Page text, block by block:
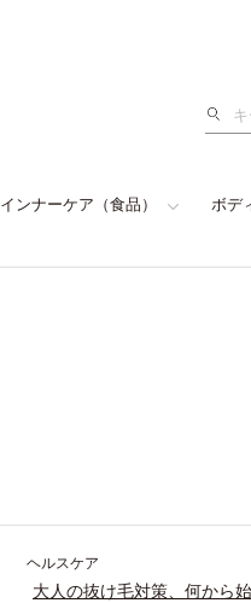
検
インナーケア（食品） ボデ
ヘルスケア
大人の抜け毛対策、何から